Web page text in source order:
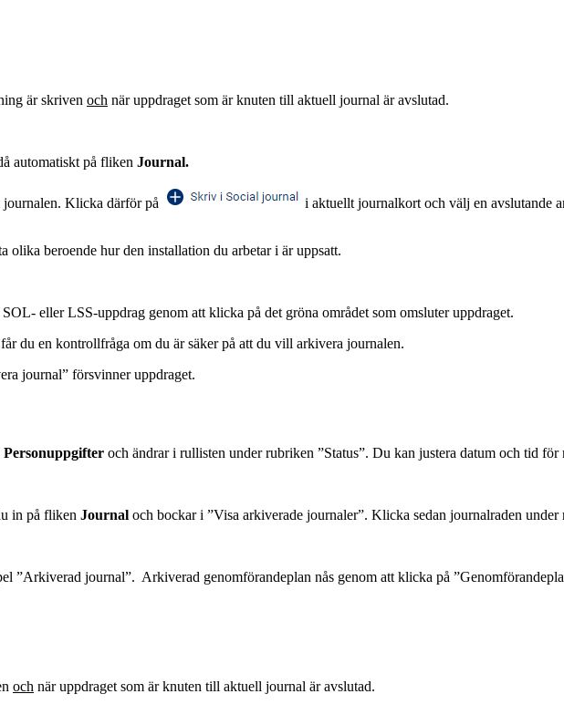
är skriven och när uppdraget som är knuten till aktuell journal är avslutad.
automatiskt på fliken Journal.
Klicka därför på
i aktuellt journalkort och välj en avslutande
olika beroende hur den installation du arbetar i är uppsatt.
eller LSS-uppdrag genom att klicka på det gröna området som omsluter uppdraget.
du en kontrollfråga om du är säker på att du vill arkivera journalen.
journal” försvinner uppdraget.
Personuppgifter och ändrar i rullisten under rubriken ”Status”. Du kan justera datum och tid för
in på fliken Journal och bockar i ”Visa arkiverade journaler”. Klicka sedan journalraden
”Arkiverad journal”. Arkiverad genomförandeplan nås genom att klicka på
och när uppdraget som är knuten till aktuell journal är avslutad.